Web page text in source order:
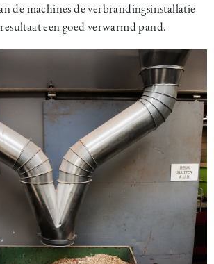
de machines de verbrandingsinstallatie
een goed verwarmd pand.